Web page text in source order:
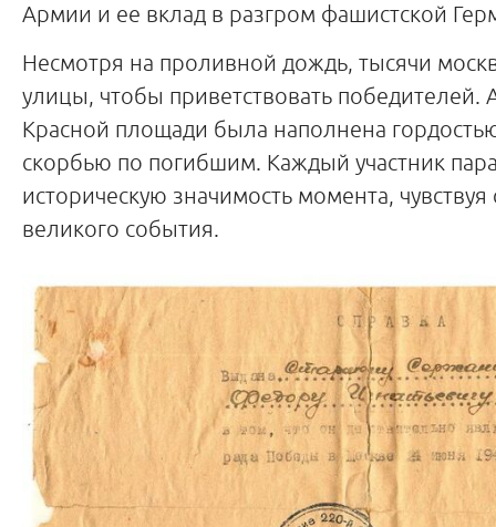
Армии и ее вклад в разгром фашистской
Несмотря на проливной дождь, тысячи
улицы, чтобы приветствовать победителей.
Красной площади была наполнена
скорбью по погибшим. Каждый участник
историческую значимость момента, чувствуя
великого события.